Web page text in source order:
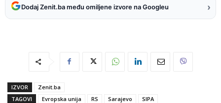
Dodaj Zenit.ba među omiljene izvore na Googleu ›
IZVOR
Zenit.ba
TAGOVI
Evropska unija RS Sarajevo SIPA